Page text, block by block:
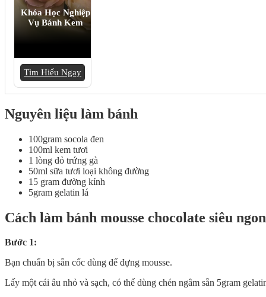
Khóa Học Nghiệp
Vụ Bánh Kem
Tìm Hiểu Ngay
Nguyên liệu làm bánh
100gram socola đen
100ml kem tươi
1 lòng đỏ trứng gà
50ml sữa tươi loại không đường
15 gram đường kính
5gram gelatin lá
Cách làm bánh mousse chocolate siêu ngon
Bước 1:
Bạn chuẩn bị sẵn cốc dùng để đựng mousse.
Lấy một cái âu nhỏ và sạch, có thể dùng chén ngâm sẵn 5gram